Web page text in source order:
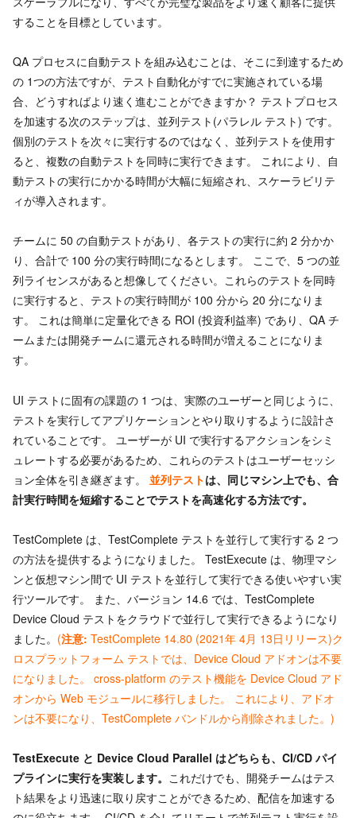
することを目標としています。
QA プロセスに自動テストを組み込むことは、そこに到達するため
の 1つの方法ですが、テスト自動化がすでに実施されている場
合、どうすればより速く進むことができますか？ テストプロセス
を加速する次のステップは、並列テスト(パラレル テスト) です。
個別のテストを次々に実行するのではなく、並列テストを使用す
ると、複数の自動テストを同時に実行できます。 これにより、自
動テストの実行にかかる時間が大幅に短縮され、スケーラビリテ
ィが導入されます。
チームに 50 の自動テストがあり、各テストの実行に約 2 分かか
り、合計で 100 分の実行時間になるとします。 ここで、5 つの並
列ライセンスがあると想像してください。これらのテストを同時
に実行すると、テストの実行時間が 100 分から 20 分になりま
す。 これは簡単に定量化できる ROI (投資利益率) であり、QA チ
ームまたは開発チームに還元される時間が増えることになりま
す。
UI テストに固有の課題の 1 つは、実際のユーザーと同じように、
テストを実行してアプリケーションとやり取りするように設計さ
れていることです。 ユーザーが UI で実行するアクションをシミ
ュレートする必要があるため、これらのテストはユーザーセッシ
ョン全体を引き継ぎます。 並列テストは、同じマシン上でも、合
計実行時間を短縮することでテストを高速化する方法です。
TestComplete は、TestComplete テストを並行して実行する 2 つ
の方法を提供するようになりました。 TestExecute は、物理マシ
ンと仮想マシン間で UI テストを並行して実行できる使いやすい実
行ツールです。 また、バージョン 14.6 では、TestComplete
Device Cloud テストをクラウドで並行して実行できるようになり
ました。 (注意: TestComplete 14.80 (2021年 4月 13日リリース)ク
ロスプラットフォーム テストでは、Device Cloud アドオンは不要
になりました。 cross-platform のテスト機能を Device Cloud アド
オンから Web モジュールに移行しました。 これにより、アドオ
ンは不要になり、TestComplete バンドルから削除されました。)
TestExecute と Device Cloud Parallel はどちらも、CI/CD パイ
プラインに実行を実装します。 これだけでも、開発チームはテス
ト結果をより迅速に取り戻すことができるため、配信を加速する